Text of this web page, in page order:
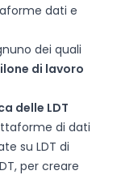
dati e
dei quali
di lavoro
delle LDT
di dati
su LDT di
per creare